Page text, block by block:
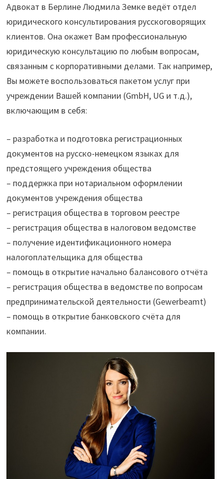
Адвокат в Берлине Людмила Земке ведёт отдел
юридического консультирования русскоговорящих
клиентов. Она окажет Вам профессиональную
юридическую консультацию по любым вопросам,
связанным с корпоративными делами. Так например,
Вы можете воспользоваться пакетом услуг при
учреждении Вашей компании (GmbH, UG и т.д.),
включающим в себя:
– разработка и подготовка регистрационных
документов на русско-немецком языках для
предстоящего учреждения общества
– поддержка при нотариальном оформлении
документов учреждения общества
– регистрация общества в торговом реестре
– регистрация общества в налоговом ведомстве
– получение идентификационного номера
налогоплательщика для общества
– помощь в открытие начально балансового отчёта
– регистрация общества в ведомстве по вопросам
предпринимательской деятельности (Gewerbeamt)
– помощь в открытие банковского счёта для
компании.